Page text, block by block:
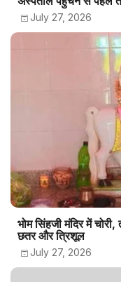
July 27, 2026
भोम सिंहजी मंदिर में
छतर और त्रिशूल
July 27, 2026